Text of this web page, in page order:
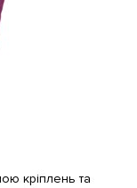
кріплень та